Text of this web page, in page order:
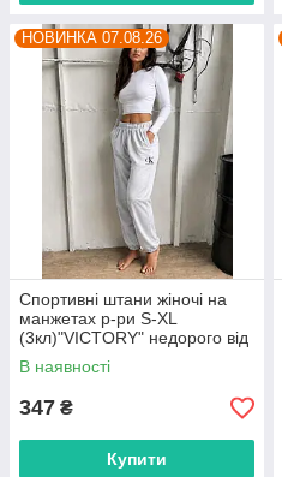
НОВИНКА 07.08.26
Спортивні штани жіночі на
манжетах р-ри S-XL
(3кл)"VICTORY" недорого від
прямого постачальника
В наявності
347 ₴
Купити